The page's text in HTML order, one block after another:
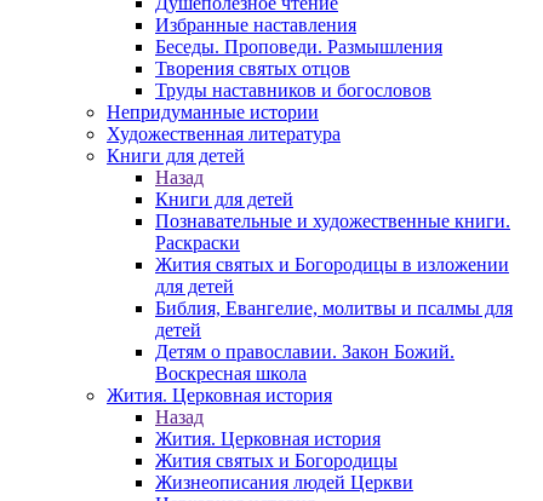
Избранные наставления
Беседы. Проповеди. Размышления
Творения святых отцов
Труды наставников и богословов
Непридуманные истории
Художественная литература
Книги для детей
Назад
Книги для детей
Познавательные и художественные книги.
Раскраски
Жития святых и Богородицы в изложении
для детей
Библия, Евангелие, молитвы и псалмы для
детей
Детям о православии. Закон Божий.
Воскресная школа
Жития. Церковная история
Назад
Жития. Церковная история
Жития святых и Богородицы
Жизнеописания людей Церкви